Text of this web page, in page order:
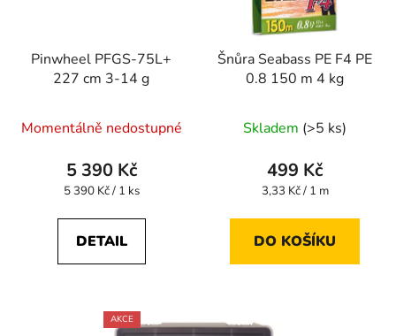
Pinwheel PFGS-75L+
227 cm 3-14 g
hodnocení
produktu
je
z
Momentálně nedostupné
5 390 Kč
Měrná
5 390 Kč / 1 ks
DETAIL
Šnůra Seabass PE F4 PE
0.8 150 m 4 kg
Skladem (>5 ks)
499 Kč
Měrná
3,33 Kč / 1 m
DO KOŠÍKU
AKCE